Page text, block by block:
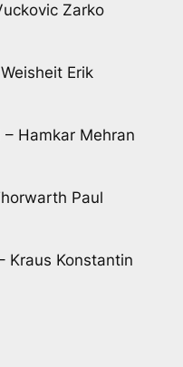
Zarko
Weisheit Erik
Hamkar Mehran
Paul
Kraus Konstantin